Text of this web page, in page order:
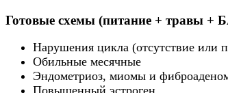
Готовые схемы (питание + травы +
Нарушения цикла (отсутствие или
Обильные месячные
Эндометриоз, миомы и